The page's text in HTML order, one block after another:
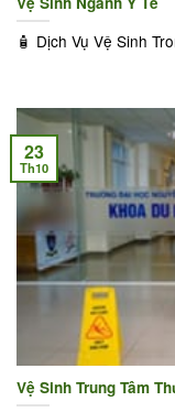
🧴 Dịch Vụ Vệ Sinh
Vệ Sinh Trung Tâm
23
Th10